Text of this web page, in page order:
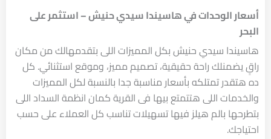
أسعار الوحدات في هاسيندا سيدي حنيش – استثمر على
البحر
هاسيندا سيدي حنيش بكل المميزات اللى بتقدمهالك من مكان
راقٍ يضمنلك راحة حقيقية، تصميم مميز، وموقع استثنائي. كل
ده هتقدر تمتلكه بأسعار مناسبة جدا بالنسبة لكل المميزات
والخدمات اللى هتتمتع بيها فى القرية كمان انظمة السداد اللى
بتطرحها بالم هيلز فيها تسهيلات تناسب كل العملاء على حسب
احتياجك.